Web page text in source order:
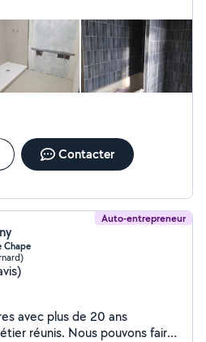
Contacter
Auto-entrepreneur
Chape
avec plus de 20 ans
réunis. Nous pouvons faire